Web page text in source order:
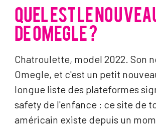
QUEL EST LE
DE OMEGLE ?
Chatroulette, model 2022. Son
Omegle, et c'est un petit
longue liste des plateformes
safety de l'enfance : ce site de
américain existe depuis un